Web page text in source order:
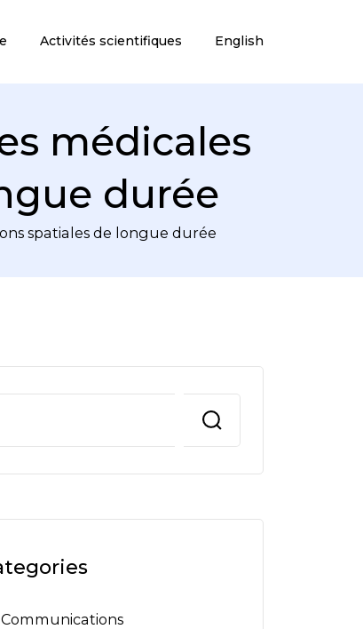
Activités scientifiques English
médicales
durée
spatiales de longue durée
Communications